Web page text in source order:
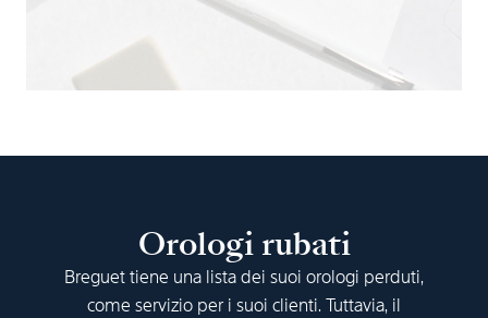
Orologi rubati
Breguet tiene una lista dei suoi orologi perduti,
come servizio per i suoi clienti. Tuttavia, il